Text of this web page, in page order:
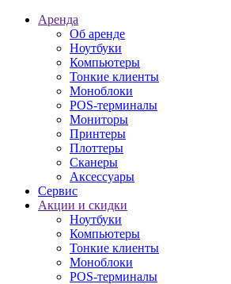
Аренда
Об аренде
Ноутбуки
Компьютеры
Тонкие клиенты
Моноблоки
POS-терминалы
Мониторы
Принтеры
Плоттеры
Сканеры
Аксессуары
Сервис
Акции и скидки
Ноутбуки
Компьютеры
Тонкие клиенты
Моноблоки
POS-терминалы